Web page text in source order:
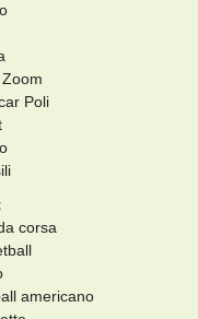
Poli
corsa
americano